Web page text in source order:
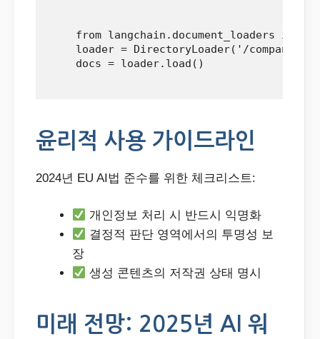
from langchain.document_loaders
loader = DirectoryLoader('/
    docs = loader.load()
윤리적 사용 가이드라인
2024년 EU AI법 준수를 위한 체크리스트:
개인정보 처리 시 반드시 익명화
결정적 판단 영역에서의 투명성 보
장
생성 콘텐츠의 저작권 상태 명시
미래 전망: 2025년 AI 워